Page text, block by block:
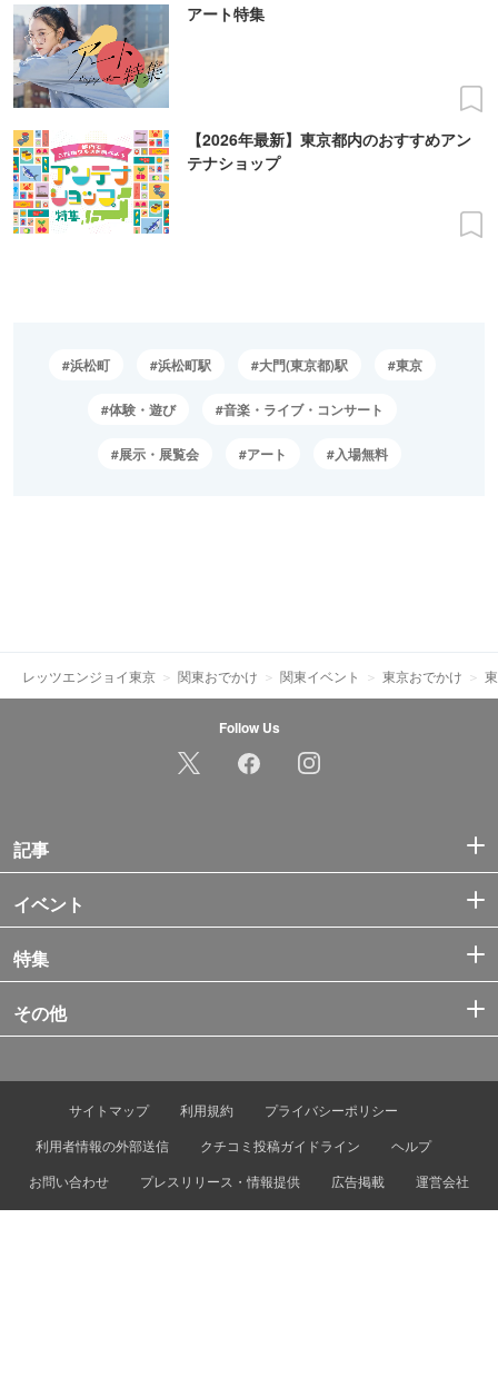
アート特集
【2026年最新】東京都内のおすすめアン
テナショップ
浜松町 浜松町駅 大門(東京都)駅 東京
体験・遊び 音楽・ライブ・コンサート
展示・展覧会 アート 入場無料
レッツエンジョイ東京 関東おでかけ 関東イベント 東京おでかけ
Follow Us
記事
イベント
特集
その他
サイトマップ 利用規約
プライバシーポリシー
利用者情報の外部送信
クチコミ投稿ガイドライン
ヘルプ
お問い合わせ
プレスリリース・情報提供 広告掲載 運営会社